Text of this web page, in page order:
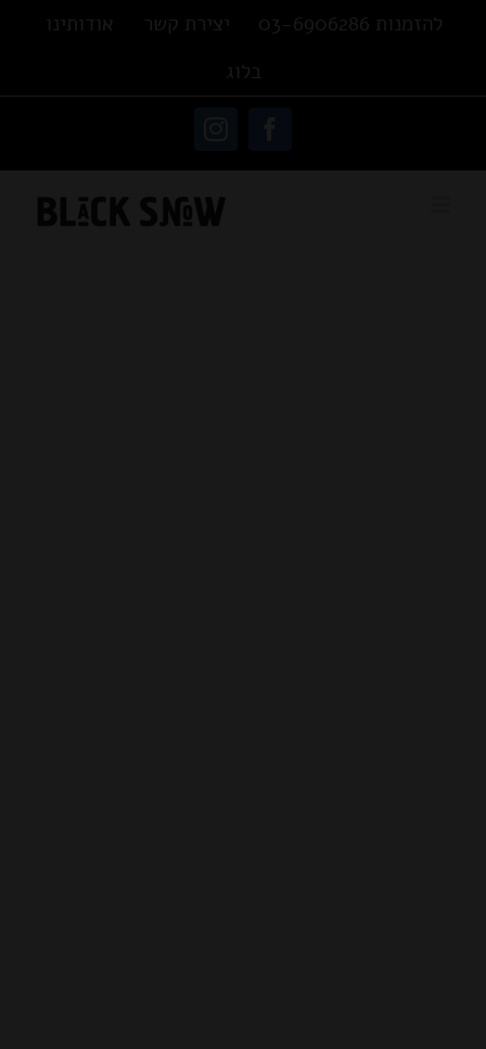
להזמנות 03-6906286 יצירת קשר
אודותינו
בלוג